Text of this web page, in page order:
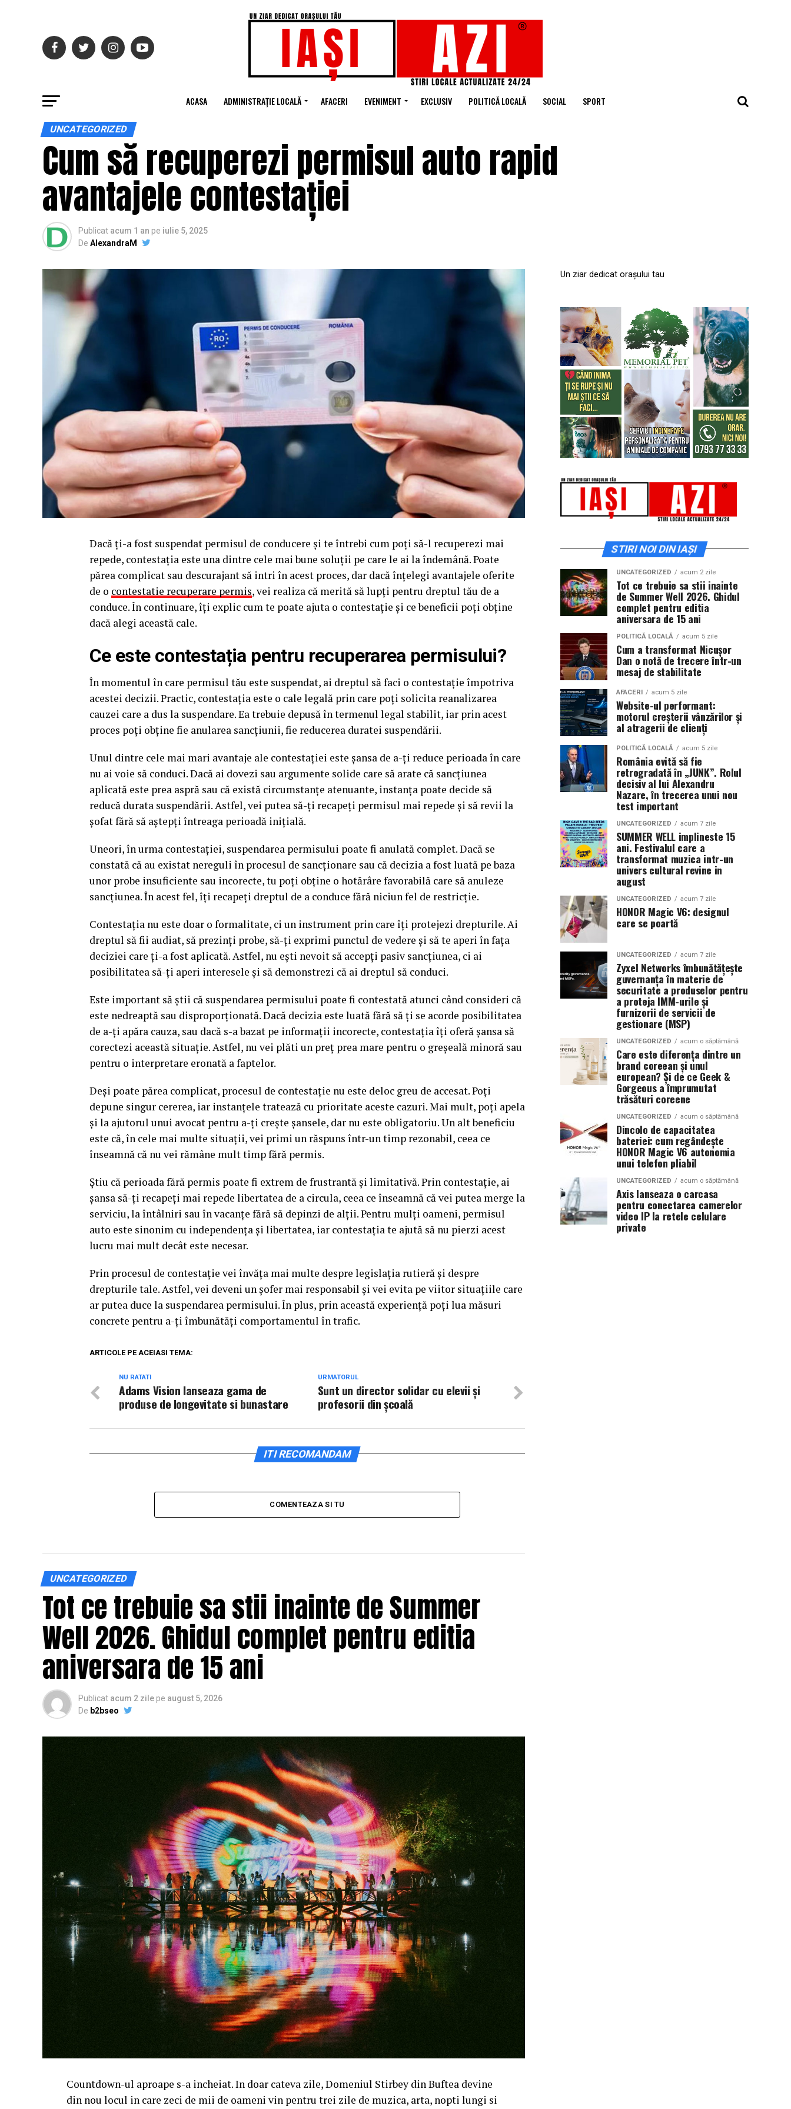
ACASA ADMINISTRAȚIE LOCALĂ AFACERI EVENIMENT EXCLUSIV POLITICĂ LOCALĂ SOCIAL SPORT
UNCATEGORIZED
Cum să recuperezi permisul auto rapid
avantajele contestației
Publicat acum 1 an pe iulie 5, 2025
De AlexandraM
Dacă ți-a fost suspendat permisul de conducere și te întrebi cum poți să-l recuperezi mai
repede, contestația este una dintre cele mai bune soluții pe care le ai la îndemână. Poate
părea complicat sau descurajant să intri în acest proces, dar dacă înțelegi avantajele oferite
de o contestatie recuperare permis, vei realiza că merită să lupți pentru dreptul tău de a
conduce. În continuare, îți explic cum te poate ajuta o contestație și ce beneficii poți obține
dacă alegi această cale.
Ce este contestația pentru recuperarea permisului?
În momentul în care permisul tău este suspendat, ai dreptul să faci o contestație împotriva
acestei decizii. Practic, contestația este o cale legală prin care poți solicita reanalizarea
cauzei care a dus la suspendare. Ea trebuie depusă în termenul legal stabilit, iar prin acest
proces poți obține fie anularea sancțiunii, fie reducerea duratei suspendării.
Unul dintre cele mai mari avantaje ale contestației este șansa de a-ți reduce perioada în care
nu ai voie să conduci. Dacă ai dovezi sau argumente solide care să arate că sancțiunea
aplicată este prea aspră sau că există circumstanțe atenuante, instanța poate decide să
reducă durata suspendării. Astfel, vei putea să-ți recapeți permisul mai repede și să revii la
șofat fără să aștepți întreaga perioadă inițială.
Uneori, în urma contestației, suspendarea permisului poate fi anulată complet. Dacă se
constată că au existat nereguli în procesul de sancționare sau că decizia a fost luată pe baza
unor probe insuficiente sau incorecte, tu poți obține o hotărâre favorabilă care să anuleze
sancțiunea. În acest fel, îți recapeți dreptul de a conduce fără niciun fel de restricție.
Contestația nu este doar o formalitate, ci un instrument prin care îți protejezi drepturile. Ai
dreptul să fii audiat, să prezinți probe, să-ți exprimi punctul de vedere și să te aperi în fața
deciziei care ți-a fost aplicată. Astfel, nu ești nevoit să accepți pasiv sancțiunea, ci ai
posibilitatea să-ți aperi interesele și să demonstrezi că ai dreptul să conduci.
Este important să știi că suspendarea permisului poate fi contestată atunci când consideri că
este nedreaptă sau disproporționată. Dacă decizia este luată fără să ți se acorde posibilitatea
de a-ți apăra cauza, sau dacă s-a bazat pe informații incorecte, contestația îți oferă șansa să
corectezi această situație. Astfel, nu vei plăti un preț prea mare pentru o greșeală minoră sau
pentru o interpretare eronată a faptelor.
Deși poate părea complicat, procesul de contestație nu este deloc greu de accesat. Poți
depune singur cererea, iar instanțele tratează cu prioritate aceste cazuri. Mai mult, poți apela
și la ajutorul unui avocat pentru a-ți crește șansele, dar nu este obligatoriu. Un alt beneficiu
este că, în cele mai multe situații, vei primi un răspuns într-un timp rezonabil, ceea ce
înseamnă că nu vei rămâne mult timp fără permis.
Știu că perioada fără permis poate fi extrem de frustrantă și limitativă. Prin contestație, ai
șansa să-ți recapeți mai repede libertatea de a circula, ceea ce înseamnă că vei putea merge la
serviciu, la întâlniri sau în vacanțe fără să depinzi de alții. Pentru mulți oameni, permisul
auto este sinonim cu independența și libertatea, iar contestația te ajută să nu pierzi acest
lucru mai mult decât este necesar.
Prin procesul de contestație vei învăța mai multe despre legislația rutieră și despre
drepturile tale. Astfel, vei deveni un șofer mai responsabil și vei evita pe viitor situațiile care
ar putea duce la suspendarea permisului. În plus, prin această experiență poți lua măsuri
concrete pentru a-ți îmbunătăți comportamentul în trafic.
ARTICOLE PE ACEIASI TEMA:
URMATORUL
Sunt un director solidar cu elevii și
profesorii din școală
NU RATATI
Adams Vision lanseaza gama de
produse de longevitate si bunastare
ITI RECOMANDAM
COMENTEAZA SI TU
UNCATEGORIZED
Tot ce trebuie sa stii inainte de Summer
Well 2026. Ghidul complet pentru editia
aniversara de 15 ani
Publicat acum 2 zile pe august 5, 2026
De b2bseo
Countdown-ul aproape s-a incheiat. In doar cateva zile, Domeniul Stirbey din Buftea devine
din nou locul in care zeci de mii de oameni vin pentru trei zile de muzica, arta, nopti lungi si
Un ziar dedicat orașului tau
STIRI NOI DIN IAȘI
UNCATEGORIZED acum 2 zile
Tot ce trebuie sa stii inainte
de Summer Well 2026. Ghidul
complet pentru editia
aniversara de 15 ani
POLITICĂ LOCALĂ acum 5 zile
Cum a transformat Nicușor
Dan o notă de trecere într-un
mesaj de stabilitate
AFACERI acum 5 zile
Website-ul performant:
motorul creșterii vânzărilor și
al atragerii de clienți
POLITICĂ LOCALĂ acum 5 zile
România evită să fie
retrogradată în „JUNK”. Rolul
decisiv al lui Alexandru
Nazare, în trecerea unui nou
test important
UNCATEGORIZED acum 7 zile
SUMMER WELL implineste 15
ani. Festivalul care a
transformat muzica intr-un
univers cultural revine in
august
UNCATEGORIZED acum 7 zile
HONOR Magic V6: designul
care se poartă
UNCATEGORIZED acum 7 zile
Zyxel Networks îmbunătățește
guvernanța în materie de
securitate a produselor pentru
a proteja IMM-urile și
furnizorii de servicii de
gestionare (MSP)
UNCATEGORIZED acum o săptămână
Care este diferența dintre un
brand coreean și unul
european? Și de ce Geek &
Gorgeous a împrumutat
trăsături coreene
UNCATEGORIZED acum o săptămână
Dincolo de capacitatea
bateriei: cum regândește
HONOR Magic V6 autonomia
unui telefon pliabil
UNCATEGORIZED acum o săptămână
Axis lanseaza o carcasa
pentru conectarea camerelor
video IP la retele celulare
private